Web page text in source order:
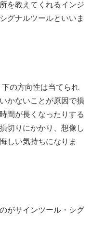
を教えてくれるインジ
グナルツールといいま
の方向性は当てられ
かないことが原因で損
間が長くなったりする
切りにかかり、想像し
しい気持ちになりま
がサインツール・シグ